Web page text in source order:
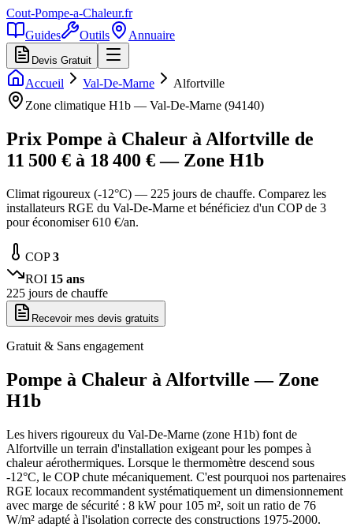
Cout-Pompe-a-Chaleur.fr
Guides
Outils Annuaire
Devis Gratuit
Accueil Val-De-Marne
Alfortville
Zone climatique H1b — Val-De-Marne (94140)
Prix Pompe à Chaleur à Alfortville de
11 500 € à 18 400 € — Zone H1b
Climat rigoureux (-12°C) — 225 jours de chauffe. Comparez les
installateurs RGE du Val-De-Marne et bénéficiez d'un COP de 3
pour économiser 610 €/an.
COP3
ROI 15 ans
225 jours de chauffe
Recevoir mes devis gratuits
Gratuit & Sans engagement
Pompe à Chaleur à Alfortville — Zone
H1b
Les hivers rigoureux du Val-De-Marne (zone H1b) font de
Alfortville un terrain d'installation exigeant pour les pompes à
chaleur aérothermiques. Lorsque le thermomètre descend sous
-12°C, le COP chute mécaniquement. C'est pourquoi nos partenaires
RGE locaux recommandent systématiquement un dimensionnement
avec marge de sécurité : 8 kW pour 105 m², soit un ratio de 76
W/m² adapté à l'isolation correcte des constructions 1975-2000.